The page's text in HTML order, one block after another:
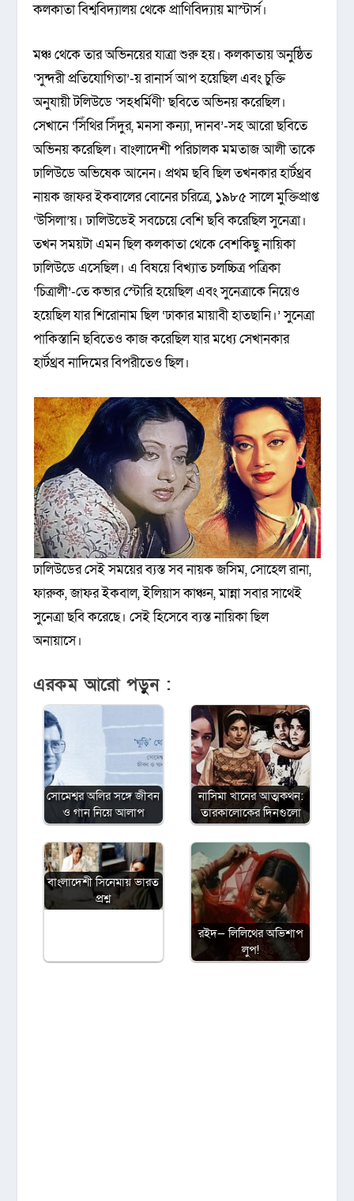
কলকাতা বিশ্ববিদ্যালয় থেকে প্রাণিবিদ্যায় মাস্টার্স।
মঞ্চ থেকে তার অভিনয়ের যাত্রা শুরু হয়। কলকাতায় অনুষ্ঠিত
‘সুন্দরী প্রতিযোগিতা’-য় রানার্স আপ হয়েছিল এবং চুক্তি
অনুযায়ী টলিউডে ‘সহধর্মিণী’ ছবিতে অভিনয় করেছিল।
সেখানে ‘সিঁথির সিঁদুর, মনসা কন্যা, দানব’-সহ আরো ছবিতে
অভিনয় করেছিল। বাংলাদেশী পরিচালক মমতাজ আলী তাকে
ঢালিউডে অভিষেক আনেন। প্রথম ছবি ছিল তখনকার হার্টথ্রব
নায়ক জাফর ইকবালের বোনের চরিত্রে, ১৯৮৫ সালে মুক্তিপ্রাপ্ত
‘উসিলা’য়। ঢালিউডেই সবচেয়ে বেশি ছবি করেছিল সুনেত্রা।
তখন সময়টা এমন ছিল কলকাতা থেকে বেশকিছু নায়িকা
ঢালিউডে এসেছিল। এ বিষয়ে বিখ্যাত চলচ্চিত্র পত্রিকা
‘চিত্রালী’-তে কভার স্টোরি হয়েছিল এবং সুনেত্রাকে নিয়েও
হয়েছিল যার শিরোনাম ছিল ‘ঢাকার মায়াবী হাতছানি।’ সুনেত্রা
পাকিস্তানি ছবিতেও কাজ করেছিল যার মধ্যে সেখানকার
হার্টথ্রব নাদিমের বিপরীতেও ছিল।
ঢালিউডের সেই সময়ের ব্যস্ত সব নায়ক জসিম, সোহেল রানা,
ফারুক, জাফর ইকবাল, ইলিয়াস কাঞ্চন, মান্না সবার সাথেই
সুনেত্রা ছবি করেছে। সেই হিসেবে ব্যস্ত নায়িকা ছিল
অনায়াসে।
এরকম আরো পড়ুন :
সোমেশ্বর অলির সঙ্গে জীবন
ও গান নিয়ে আলাপ
নাসিমা খানের আত্মকথন:
তারকালোকের দিনগুলো
বাংলাদেশী সিনেমায় ভারত
প্রশ্ন
রইদ— লিলিথের অভিশাপ
লুপ!